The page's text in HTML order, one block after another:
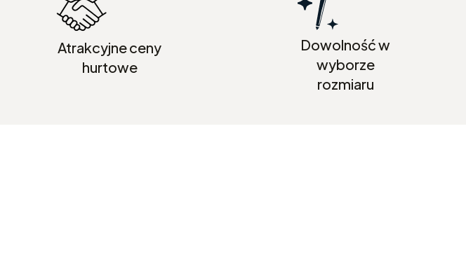
Atrakcyjne ceny
hurtowe
Dowolność w
wyborze
rozmiaru